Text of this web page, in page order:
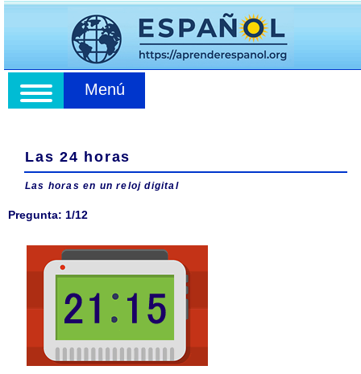
Menú
Las 24 horas
Las horas en un reloj digital
Pregunta: 1/12